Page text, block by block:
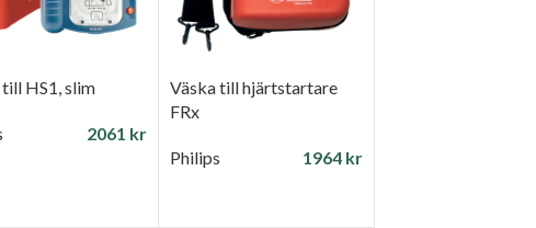
HS1, slim
2061 kr
Väska till hjärtstartare
FRx
Philips 1964 kr